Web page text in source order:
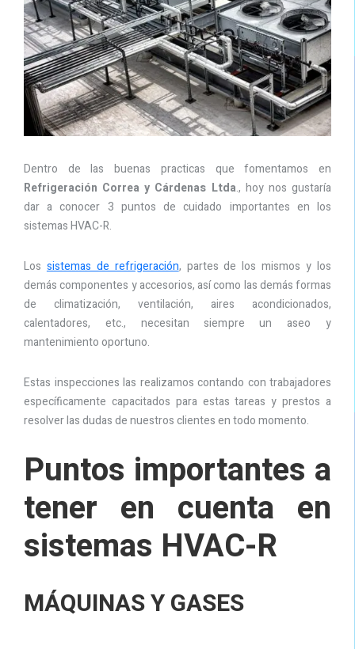
Dentro de las buenas practicas que fomentamos en
Refrigeración Correa y Cárdenas Ltda., hoy nos gustaría
dar a conocer 3 puntos de cuidado importantes en los
sistemas HVAC-R.
Lossistemas de refrigeración, partes de los mismos y los
demás componentes y accesorios, así como las demás formas
de climatización, ventilación, aires acondicionados,
calentadores, etc., necesitan siempre un aseo y
mantenimiento oportuno.
Estas inspecciones las realizamos contando con trabajadores
específicamente capacitados para estas tareas y prestos a
resolver las dudas de nuestros clientes en todo momento.
Puntos importantes a
tener en cuenta en
sistemas HVAC-R
MÁQUINAS Y GASES